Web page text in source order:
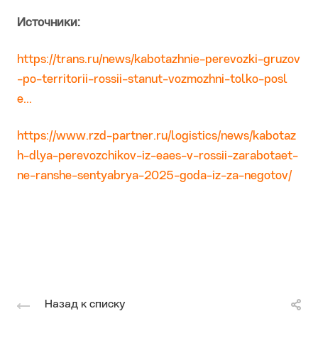
Источники:
https://trans.ru/news/kabotazhnie-perevozki-gruzov
-po-territorii-rossii-stanut-vozmozhni-tolko-posl
e...
https://www.rzd-partner.ru/logistics/news/kabotaz
h-dlya-perevozchikov-iz-eaes-v-rossii-zarabotaet-
ne-ranshe-sentyabrya-2025-goda-iz-za-negotov/
Назад к списку